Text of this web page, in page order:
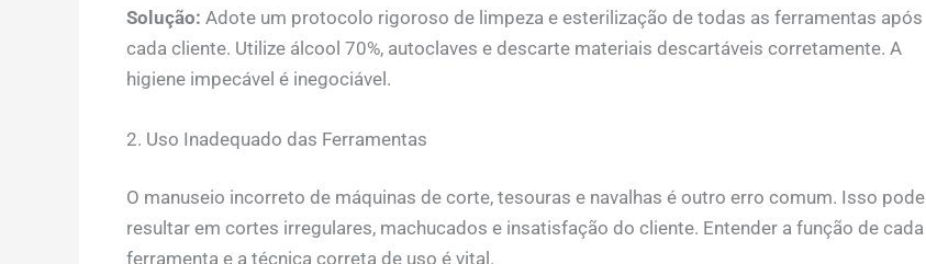
Solução: Adote um protocolo rigoroso de limpeza e esterilização de todas as ferramentas após
cada cliente. Utilize álcool 70%, autoclaves e descarte materiais descartáveis corretamente. A
higiene impecável é inegociável.
2. Uso Inadequado das Ferramentas
O manuseio incorreto de máquinas de corte, tesouras e navalhas é outro erro comum. Isso pode
resultar em cortes irregulares, machucados e insatisfação do cliente. Entender a função de cada
ferramenta e a técnica correta de uso é vital.